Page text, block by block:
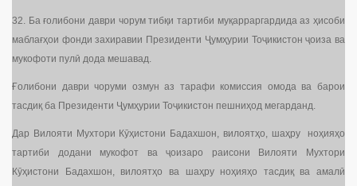
32. Ба ғолибони даври чорум тибқи тартиби муқарраргардида аз ҳисоби
маблағҳои фонди захиравии Президенти Ҷумҳурии Тоҷикистон ҷоиза ва
мукофоти пулӣ дода мешавад.
Ғолибони даври чоруми озмун аз тарафи комиссия омода ва барои
тасдиқ ба Президенти Ҷумҳурии Тоҷикистон пешниҳод мегарданд.
Дар Вилояти Мухтори Кӯҳистони Бадахшон, вилоятҳо, шаҳру ноҳияҳо
тартиби додани мукофот ва ҷоизаро раисони Вилояти Мухтори
Кӯҳистони Бадахшон, вилоятҳо ва шаҳру ноҳияҳо тасдиқ ва амалӣ